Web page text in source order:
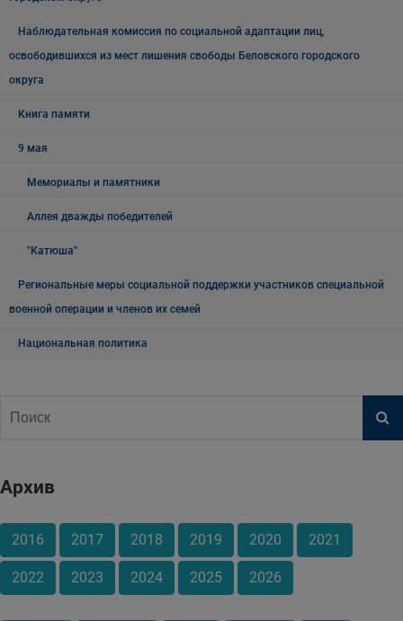
Наблюдательная комиссия по социальной адаптации лиц,
освободившихся из мест лишения свободы Беловского городского
округа
Книга памяти
9 мая
Мемориалы и памятники
Аллея дважды победителей
"Катюша"
Региональные меры социальной поддержки участников специальной
военной операции и членов их семей
Национальная политика
Архив
2016 2017 2018 2019 2020 2021
2022 2023 2024 2025 2026